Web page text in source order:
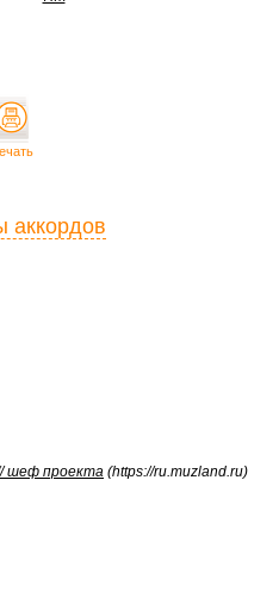
шеф проекта (https://ru.muzland.ru)
аккордов